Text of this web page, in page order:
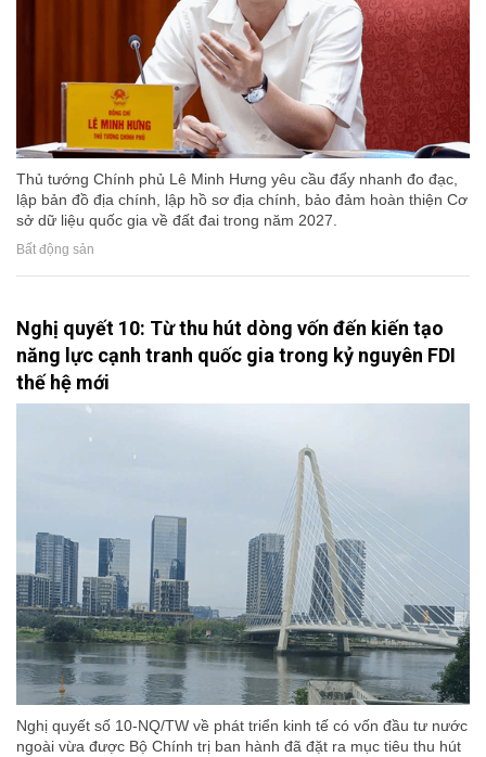
Thủ tướng Chính phủ Lê Minh Hưng yêu cầu đẩy nhanh đo đạc,
lập bản đồ địa chính, lập hồ sơ địa chính, bảo đảm hoàn thiện Cơ
sở dữ liệu quốc gia về đất đai trong năm 2027.
Bất động sản
Nghị quyết 10: Từ thu hút dòng vốn đến kiến tạo
năng lực cạnh tranh quốc gia trong kỷ nguyên FDI
thế hệ mới
Nghị quyết số 10-NQ/TW về phát triển kinh tế có vốn đầu tư nước
ngoài vừa được Bộ Chính trị ban hành đã đặt ra mục tiêu thu hút